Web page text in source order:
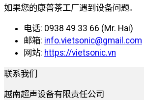
如果您的康普茶工厂遇到设备问题。
电话: 0938 49 33 66 (Mr. Hai)
邮箱: info.vietsonic@gmail.com
网站: https://vietsonic.vn
联系我们
越南超声设备有限责任公司